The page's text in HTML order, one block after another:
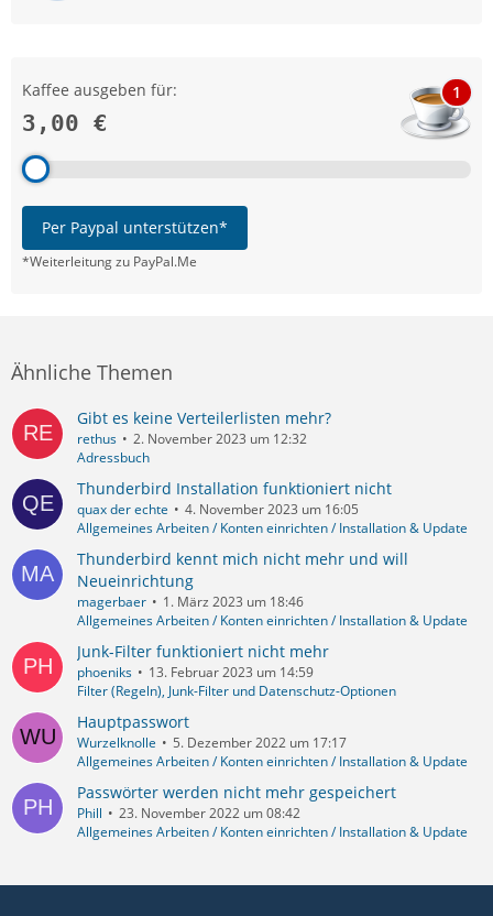
Kaffee ausgeben für:
3,00 €
1
Per Paypal unterstützen*
*Weiterleitung zu PayPal.Me
Ähnliche Themen
Gibt es keine Verteilerlisten mehr?
rethus
2. November 2023 um 12:32
Adressbuch
Thunderbird Installation funktioniert nicht
quax der echte
4. November 2023 um 16:05
Allgemeines Arbeiten / Konten einrichten / Installation & Update
Thunderbird kennt mich nicht mehr und will
Neueinrichtung
magerbaer
1. März 2023 um 18:46
Allgemeines Arbeiten / Konten einrichten / Installation & Update
Junk-Filter funktioniert nicht mehr
phoeniks
13. Februar 2023 um 14:59
Filter (Regeln), Junk-Filter und Datenschutz-Optionen
Hauptpasswort
Wurzelknolle
5. Dezember 2022 um 17:17
Allgemeines Arbeiten / Konten einrichten / Installation & Update
Passwörter werden nicht mehr gespeichert
Phill
23. November 2022 um 08:42
Allgemeines Arbeiten / Konten einrichten / Installation & Update